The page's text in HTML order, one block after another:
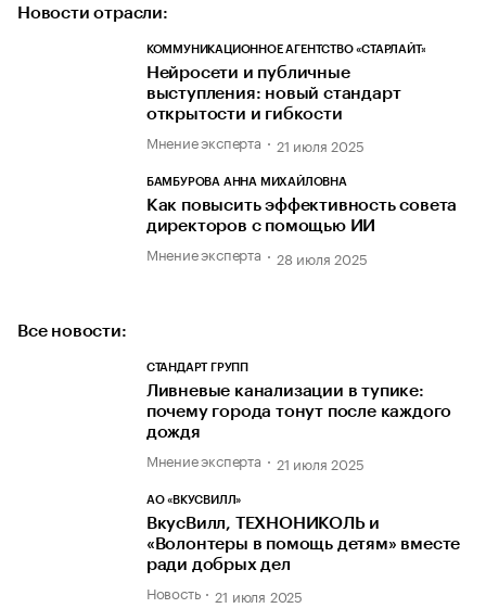
Новости отрасли:
КОММУНИКАЦИОННОЕ АГЕНТСТВО «СТАРЛАЙТ»
Нейросети и публичные
выступления: новый стандарт
открытости и гибкости
Мнение эксперта 21 июля 2025
БАМБУРОВА АННА МИХАЙЛОВНА
Как повысить эффективность совета
директоров с помощью ИИ
Мнение эксперта 28 июля 2025
Все новости:
СТАНДАРТ ГРУПП
Ливневые канализации в тупике:
почему города тонут после каждого
дождя
Мнение эксперта 21 июля 2025
АО «ВКУСВИЛЛ»
ВкусВилл, ТЕХНОНИКОЛЬ и
«Волонтеры в помощь детям» вместе
ради добрых дел
Новость 21 июля 2025